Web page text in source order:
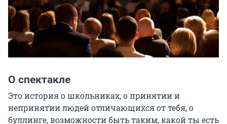
О спектакле
Это история о школьниках, о принятии и
непринятии людей отличающихся от тебя, о
буллинге, возможности быть таким, какой ты есть